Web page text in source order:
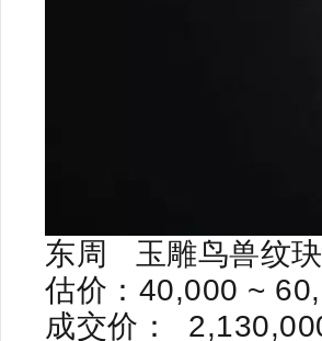
东周
玉雕鸟兽纹玦
估价： 40,000 ~
成交价：